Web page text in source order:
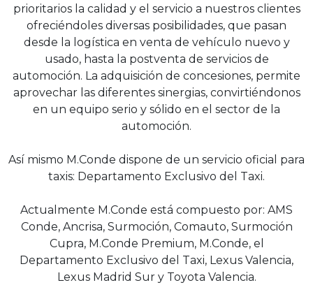
prioritarios la calidad y el servicio a nuestros clientes
ofreciéndoles diversas posibilidades, que pasan
desde la logística en venta de vehículo nuevo y
usado, hasta la postventa de servicios de
automoción. La adquisición de concesiones, permite
aprovechar las diferentes sinergias, convirtiéndonos
en un equipo serio y sólido en el sector de la
automoción.
Así mismo M.Conde dispone de un servicio oficial para
taxis: Departamento Exclusivo del Taxi.
Actualmente M.Conde está compuesto por: AMS
Conde, Ancrisa, Surmoción, Comauto, Surmoción
Cupra, M.Conde Premium, M.Conde, el
Departamento Exclusivo del Taxi, Lexus Valencia,
Lexus Madrid Sur y Toyota Valencia.